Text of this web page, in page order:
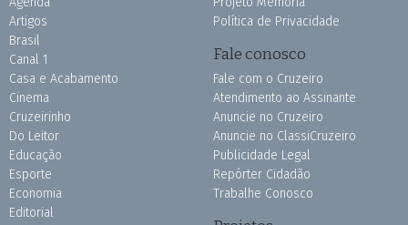
Artigos
Brasil
Canal 1
Casa e Acabamento
Cinema
Cruzeirinho
Do Leitor
Educação
Esporte
Economia
Editorial
Política de Privacidade
Fale conosco
Fale com o Cruzeiro
Atendimento ao Assinante
Anuncie no Cruzeiro
Anuncie no ClassiCruzeiro
Publicidade Legal
Repórter Cidadão
Trabalhe Conosco